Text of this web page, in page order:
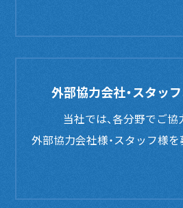
外部協力会社・スタッ
当社では、各分野でご
外部協力会社様・スタッフ様を